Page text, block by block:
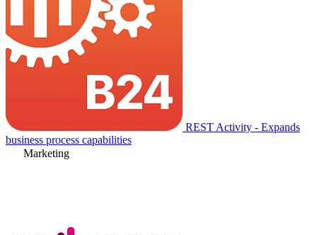
REST Activity - Expands
business process capabilities
Marketing